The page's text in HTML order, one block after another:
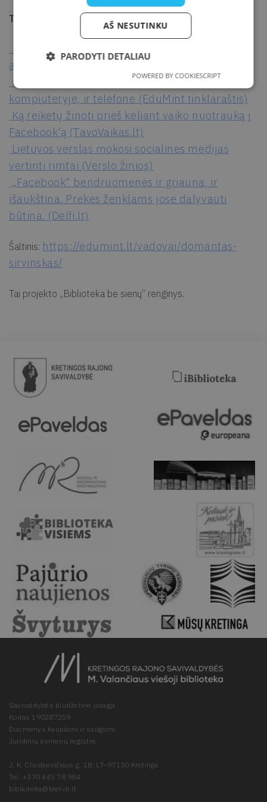
Tekstai:
5 gebėjimai, būtini socialinių tinklų
administratoriui (Delfi.lt)
Kaip sukurti cover picture, gerai atrodantį ir
kompiuteryje, ir telefone (EduMint tinklaraštis)
Ką reikėtų žinoti prieš keliant vaiko nuotrauką į
Facebook’ą (TavoVaikas.lt)
Lietuvos verslas mokosi socialines medijas
vertinti rimtai (Verslo žinios)
„Facebook“ bendruomenės ir griauna, ir
išaukština. Prekės ženklams jose dalyvauti
būtina. (Delfi.lt)
Šaltinis: https://edumint.lt/vadovai/domantas-
sirvinskas/
Tai projekto „Biblioteka be sienų“ renginys.
Savivaldybės biudžetinė įstaiga
Kodas 190287259
Duomenys kaupiami ir saugomi
Juridinių asmenų registre
J. K. Chodkevičiaus g. 1B, LT–97130 Kretinga
Tel. +370 445 78 984
biblioteka@kretvb.lt
AŠ NESUTINKU
PARODYTI DETALIAU
POWERED BY COOKIESCRIPT